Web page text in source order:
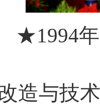
★1994
造与技